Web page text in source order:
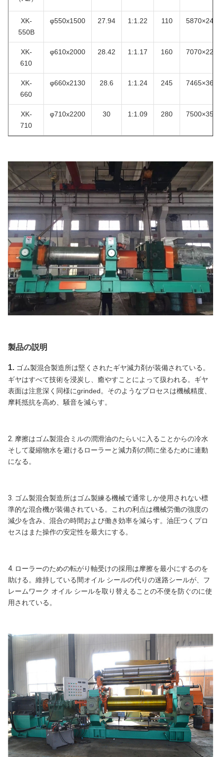
XK-
550B
φ550x1500 27.94 1:1.22 110
XK-
610
φ610x2000 28.42 1:1.17 160
XK-
660
φ660x2130 28.6 1:1.24 245
XK-
710
φ710x2200 30 1:1.09 280
製品の説明
1. ゴム製混合製造所は堅くされたギヤ減力剤が装備されている。
ギヤはすべて技術を浸炭し、癒やすことによって扱われる。ギヤ
表面は注意深く同様にgrinded。そのようなプロセスは機械精度、
摩耗抵抗を高め、騒音を減らす。
2. 摩擦はゴム製混合ミルの潤滑油のたらいに入ることからの冷水
そして凝縮物水を避けるローラーと減力剤の間に坐るために連動
になる。
3. ゴム製混合製造所はゴム製練る機械で通常しか使用されない標
準的な混合機が装備されている。これの利点は機械労働の強度の
減少を含み、混合の時間および働き効率を減らす。油圧つくプロ
セスはまた操作の安定性を最大にする。
4. ローラーのための転がり軸受けの採用は摩擦を最小にするのを
助ける。維持している間オイル シールの代りの迷路シールが、フ
レームワーク オイル シールを取り替えることの不便を防ぐのに使
用されている。